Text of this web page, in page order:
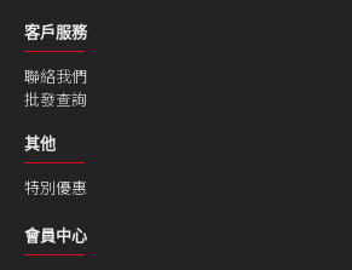
客戶服務
聯絡我們
批發查詢
其他
特別優惠
會員中心